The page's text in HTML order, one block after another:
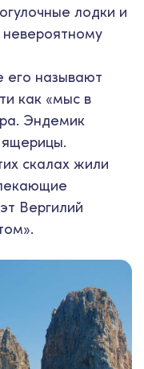
лодки и
его называют
как «мыс в
Эндемик
скалах жили
Вергилий